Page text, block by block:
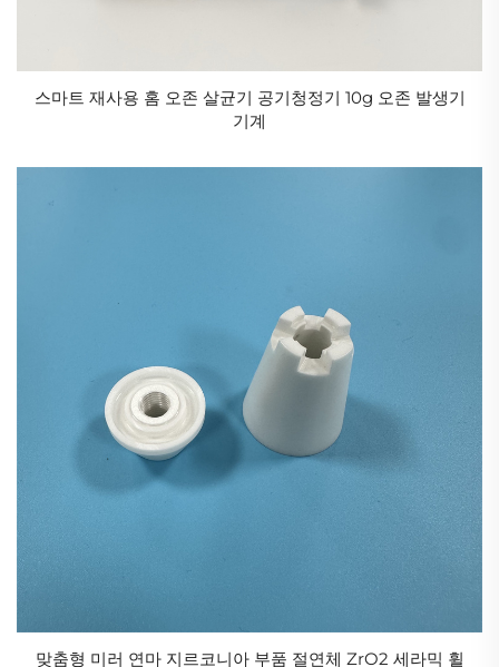
스마트 재사용 홈 오존 살균기 공기청정기 10g 오존 발생기
기계
맞춤형 미러 연마 지르코니아 부품 절연체 ZrO2 세라믹 휠